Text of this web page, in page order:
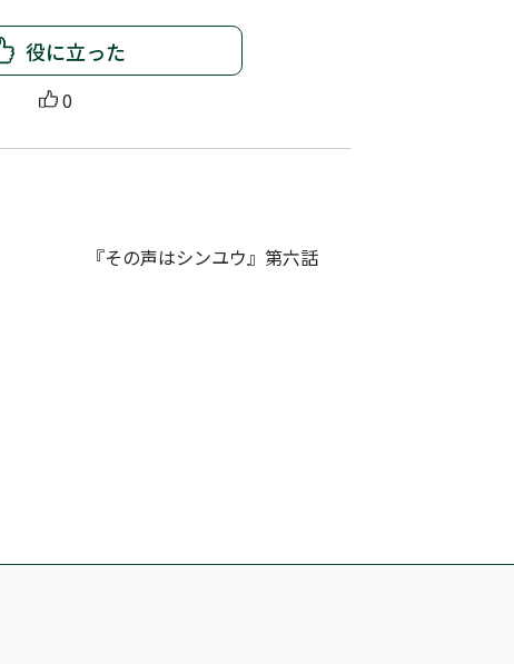
役に立った
0
『その声はシンユウ』第六話